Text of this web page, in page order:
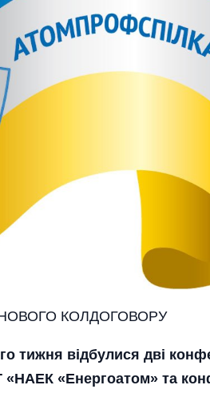
КОЛДОГОВОРУ
тижня відбулися дві
«НАЕК «Енергоатом» та